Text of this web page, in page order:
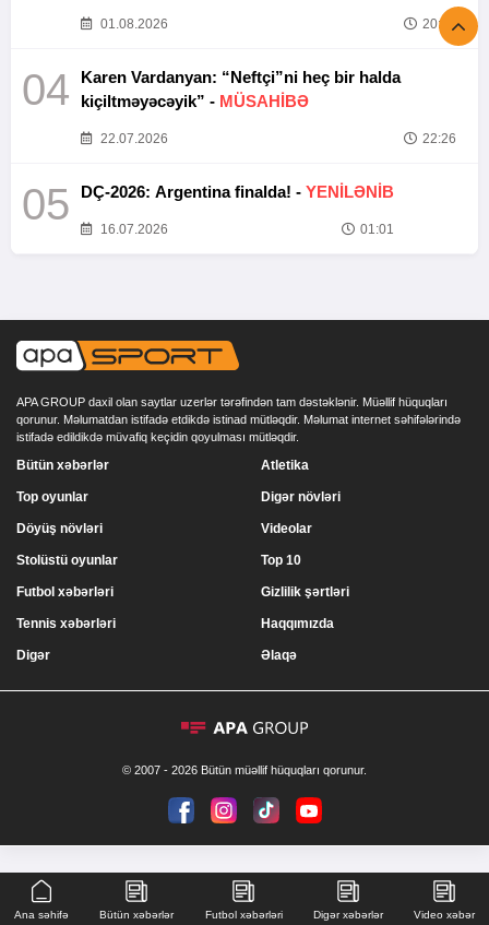
01.08.2026 20:52
04
Karen Vardanyan: “Neftçi”ni heç bir halda
kiçiltməyəcəyik” - MÜSAHİBƏ
22.07.2026 22:26
05 DÇ-2026: Argentina finalda! - YENİLƏNİB
16.07.2026 01:01
APA GROUP daxil olan saytlar uzerlər tərəfindən tam dəstəklənir. Müəllif hüquqları
qorunur. Məlumatdan istifadə etdikdə istinad mütləqdir. Məlumat internet səhifələrində
istifadə edildikdə müvafiq keçidin qoyulması mütləqdir.
Bütün xəbərlər
Top oyunlar
Döyüş növləri
Stolüstü oyunlar
Atletika
Digər növləri
Videolar
Top 10
Futbol xəbərləri
Tennis xəbərləri
Digər
Gizlilik şərtləri
Haqqımızda
Əlaqə
© 2007 - 2026 Bütün müəllif hüquqları qorunur.
Ana səhifə Bütün xəbərlər Futbol xəbərləri Digər xəbərlər Video xəbər